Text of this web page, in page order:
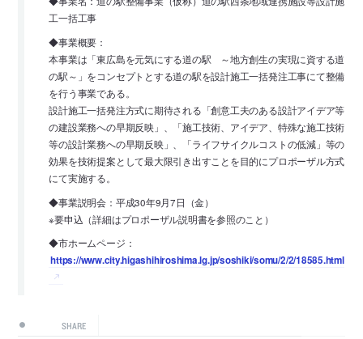
工一括工事
◆事業概要：
本事業は「東広島を元気にする道の駅 ～地方創生の実現に資する道
の駅～」をコンセプトとする道の駅を設計施工一括発注工事にて整備
を行う事業である。
設計施工一括発注方式に期待される「創意工夫のある設計アイデア等
の建設業務への早期反映」、「施工技術、アイデア、特殊な施工技術
等の設計業務への早期反映」、「ライフサイクルコストの低減」等の
効果を技術提案として最大限引き出すことを目的にプロポーザル方式
にて実施する。
◆事業説明会：平成30年9月7日（金）
※要申込（詳細はプロポーザル説明書を参照のこと）
◆市ホームページ：
https://www.city.higashihiroshima.lg.jp/soshiki/somu/2/2/18585.html
SHARE